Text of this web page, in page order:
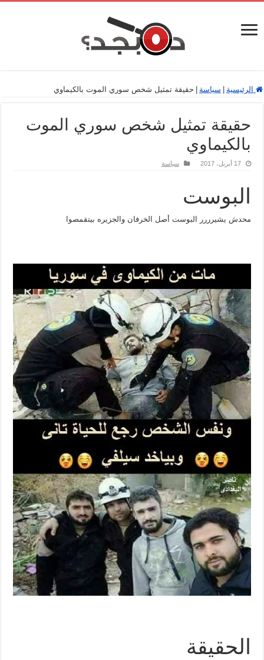
الرئيسية سياسة حقيقة تمثيل شخص سوري الموت بالكيماوي
حقيقة تمثيل شخص سوري الموت
بالكيماوي
17 أبريل، 2017 سياسة
البوست
محدش يشيرررر البوست أصل الخرفان والجزيره بيتقمصوا
الحقيقة